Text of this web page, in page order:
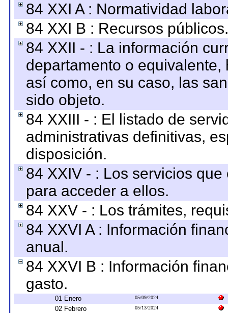
84 XXI A : Normatividad
84 XXI B : Recursos públicos.
84 XXII - : La información
departamento o
así como, en su caso, las
sido objeto.
84 XXIII - : El listado de
administrativas definitivas,
disposición.
84 XXIV - : Los servicios
para acceder a ellos.
84 XXV - : Los trámites,
84 XXVI A : Información
anual.
84 XXVI B : Información
gasto.
01 Enero 05/09/2024
02 Febrero 05/13/2024